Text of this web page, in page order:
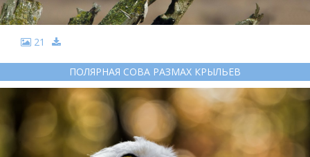
21
ПОЛЯРНАЯ СОВА РАЗМАХ КРЫЛЬЕВ